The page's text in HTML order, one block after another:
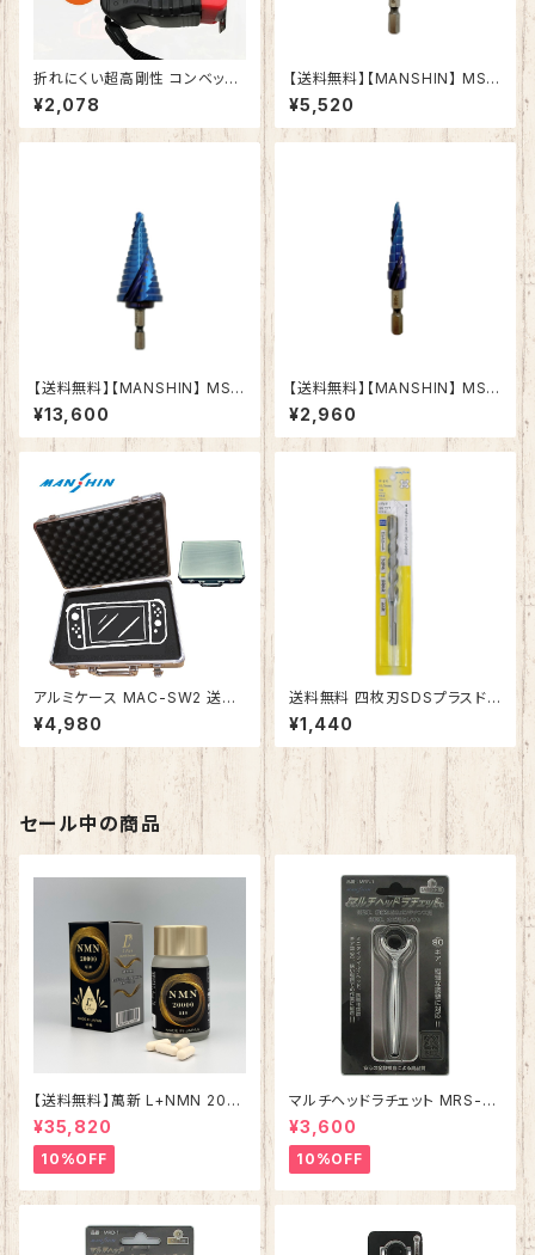
折れにくい超高剛性 コンベック
ス32mm×5m メジャー スケー
ル ダブルストッパー付スチール
金虎（JINHU）JH-25A「鋼覇
¥2,078
【送料無料】【MANSHIN】 MSD
-422Co 六角軸ステップドリ
ル ナノブルーコーティング
¥5,520
【送料無料】【MANSHIN】 MSD
-633Co 六角軸ステップドリ
ル ナノブルーコーティング
¥13,600
【送料無料】【MANSHIN】 MSD
-412Co 六角軸ステップドリ
ル ナノブルーコーティング
¥2,960
アルミケース MAC-SW2 送料
無料 アタッシュケース アルミケ
ース ジュラルミンケース 展示用
箱 スポンジ 工具箱 精密機器
音響 モデルガン ゲーム機 測定
機器 小型 工具収納 ブロックク
ッション付き 小物収納 ケースボ
ックス
¥4,980
送料無料 四枚刃SDSプラスドリ
ル 直径14.5mm 全長160mm
MSDS-145160 鉄筋コンクリ
ート・レンガ・モルタル・ブロッ
ク 穴あけ ビット 高速穿孔×長
寿命 アンカー 下穴 刃先研磨
¥1,440
セール中の商品
【送料無料】萬新 L+NMN 200
00 サプリメント コエンザイムQ
10 ヒフワンステムなど美容成分
配合 国内製造 日本産 送料無料
安心 安全
¥35,820
10%OFF
マルチヘッドラチェット MRS-1
【ソケット用】
¥3,600
10%OFF